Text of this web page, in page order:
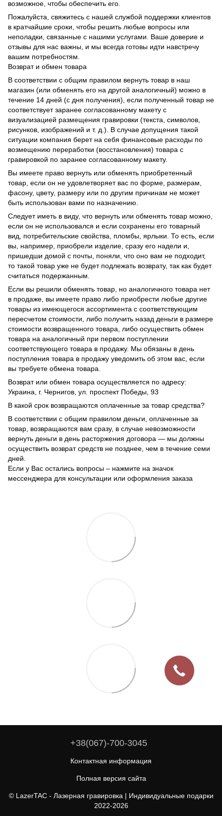
возможное, чтобы обеспечить его.
Пожалуйста, свяжитесь с нашей службой поддержки клиентов
в кратчайшие сроки, чтобы решить любые вопросы или
неполадки, связанные с нашими услугами. Ваше доверие и
отзывы для нас важны, и мы всегда готовы идти навстречу
вашим потребностям.
Возврат и обмен товара
В соответствии с общим правилом вернуть товар в наш
магазин (или обменять его на другой аналогичный) можно в
течение 14 дней (с дня получения), если полученный товар не
соответствует заранее согласованному макету с
визуализацией размещения гравировки (текста, символов,
рисунков, изображений и т. д.). В случае допущения такой
ситуации компания берет на себя финансовые расходы по
возмещению переработки (восстановления) товара с
гравировкой по заранее согласованному макету.
Вы имеете право вернуть или обменять приобретенный
товар, если он не удовлетворяет вас по форме, размерам,
фасону, цвету, размеру или по другим причинам не может
быть использован вами по назначению.
Следует иметь в виду, что вернуть или обменять товар можно,
если он не использовался и если сохранены его товарный
вид, потребительские свойства, пломбы, ярлыки. То есть, если
вы, например, приобрели изделие, сразу его надели и,
пришедши домой с почты, поняли, что оно вам не подходит,
то такой товар уже не будет подлежать возврату, так как будет
считаться подержанным.
Если вы решили обменять товар, но аналогичного товара нет
в продаже, вы имеете право либо приобрести любые другие
товары из имеющегося ассортимента с соответствующим
пересчетом стоимости, либо получить назад деньги в размере
стоимости возвращенного товара, либо осуществить обмен
товара на аналогичный при первом поступлении
соответствующего товара в продажу. Мы обязаны в день
поступления товара в продажу уведомить об этом вас, если
вы требуете обмена товара.
Возврат или обмен товара осуществляется по адресу:
Украина, г. Чернигов, ул. проспект Победы, 93
В какой срок возвращаются оплаченные за товар средства?
В соответствии с общим правилом деньги, оплаченные за
товар, возвращаются вам сразу, в случае невозможности
вернуть деньги в день расторжения договора — мы должны
осуществить возврат средств не позднее, чем в течение семи
дней.
Если у Вас остались вопросы – нажмите на значок
мессенджера для консультации или оформления заказа
+38(067)-700-3045
Контактная информация
Полная версия сайта
© LazerTAC - Лазерная гравировка | Индивидуальные подарки
2022-2026